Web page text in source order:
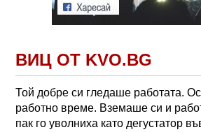
ВИЦ ОТ KVO.BG
Той добре си гледаше работата.
работно време. Вземаше си и
пак го уволниха като дегустатор